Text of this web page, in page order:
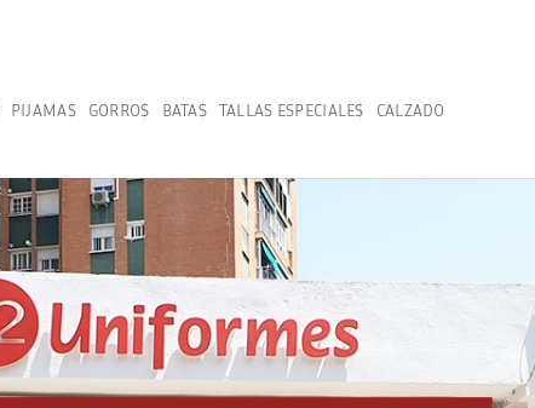
PIJAMAS GORROS BATAS TALLAS ESPECIALES CALZADO